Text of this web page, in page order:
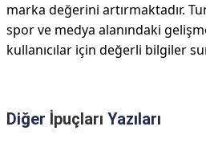
marka değerini artırmaktadır.
spor ve medya alanındaki
kullanıcılar için değerli bilgiler
Diğer İpuçları Yazıları